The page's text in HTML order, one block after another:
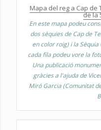
Mapa del reg a Cap de
de la
En este mapa podeu
dos sèquies de Cap de
en color roig) i la
cada fila podeu vore la
Una publicació
gràcies a l'ajuda de
Miró Garcia (Comunitat